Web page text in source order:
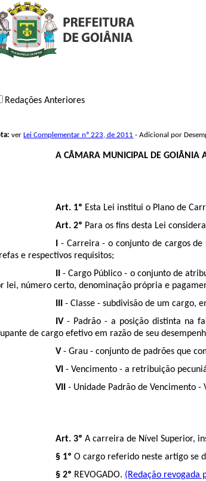
Redações Anteriores
verLei Complementar nº 223, de 2011 - Adicional por
A CÂMARA MUNICIPAL DE GOIÂNIA
Art. 1º Esta Lei institui o Plano de
Art. 2º Para os fins desta Lei
- Carreira - o conjunto de cargos de
e respectivos requisitos;
- Cargo Público - o conjunto de
lei, número certo, denominação própria e
- Classe - subdivisão de um cargo,
IV- Padrão - a posição distinta na
de cargo efetivo em razão de seu
V- Grau - conjunto de padrões que
VI - Vencimento - a retribuição
VII
- Unidade Padrão de Vencimento
Art. 3º A carreira de Nível Superior,
§ 1º O cargo referido neste artigo se
§ 2º REVOGADO. (Redação revogada